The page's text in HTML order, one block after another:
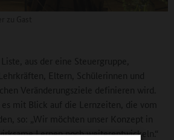
aus der eine Steuergruppe,
Eltern, Schülerinnen und
Veränderungsziele definieren wird.
mit Blick auf die Lernzeiten, die vom
so: „Wir möchten unser Konzept in
Lernen noch weiterentwickeln.“